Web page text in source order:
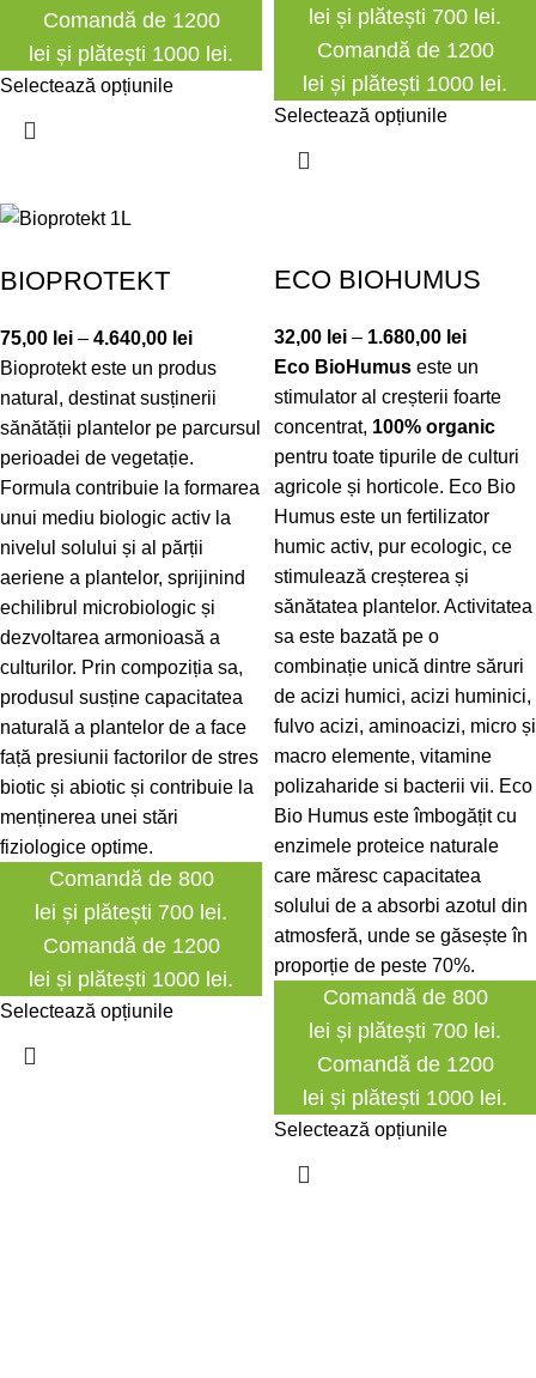
Comandă de 1200
lei și plătești 1000 lei.
Selectează opțiunile
lei și plătești 700 lei.
Comandă de 1200
lei și plătești 1000 lei.
Selectează opțiunile
BIOPROTEKT
75,00 lei – 4.640,00 lei
Bioprotekt este un produs
natural, destinat susținerii
sănătății plantelor pe parcursul
perioadei de vegetație.
Formula contribuie la formarea
unui mediu biologic activ la
nivelul solului și al părții
aeriene a plantelor, sprijinind
echilibrul microbiologic și
dezvoltarea armonioasă a
culturilor. Prin compoziția sa,
produsul susține capacitatea
naturală a plantelor de a face
față presiunii factorilor de stres
biotic și abiotic și contribuie la
menținerea unei stări
fiziologice optime.
Comandă de 800
lei și plătești 700 lei.
Comandă de 1200
lei și plătești 1000 lei.
Selectează opțiunile
ECO BIOHUMUS
32,00 lei – 1.680,00 lei
Eco BioHumus este un
stimulator al creșterii foarte
concentrat, 100% organic
pentru toate tipurile de culturi
agricole și horticole. Eco Bio
Humus este un fertilizator
humic activ, pur ecologic, ce
stimulează creșterea și
sănătatea plantelor. Activitatea
sa este bazată pe o
combinație unică dintre săruri
de acizi humici, acizi huminici,
fulvo acizi, aminoacizi, micro și
macro elemente, vitamine
polizaharide si bacterii vii. Eco
Bio Humus este îmbogățit cu
enzimele proteice naturale
care măresc capacitatea
solului de a absorbi azotul din
atmosferă, unde se găsește în
proporție de peste 70%.
Comandă de 800
lei și plătești 700 lei.
Comandă de 1200
lei și plătești 1000 lei.
Selectează opțiunile